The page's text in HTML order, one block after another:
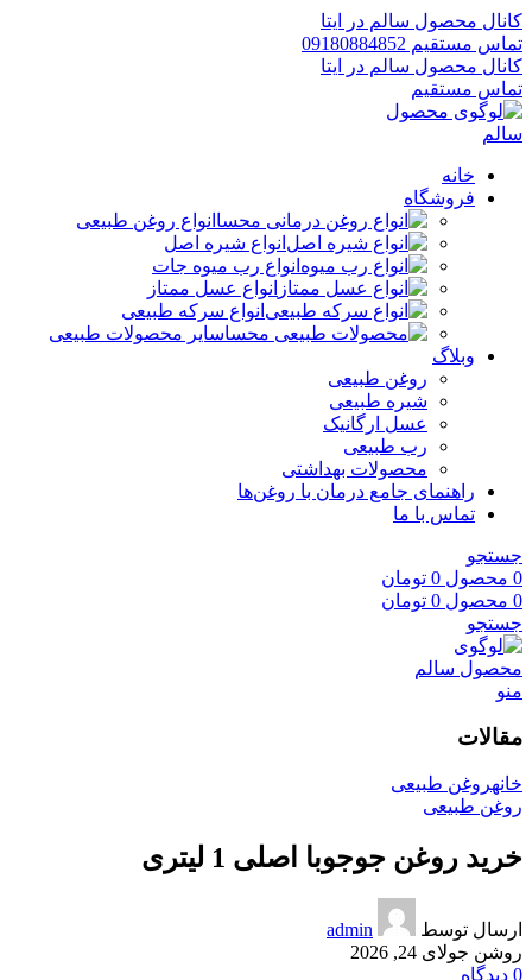
کانال محصول سالم در ایتا
تماس مستقیم 09180884852
کانال محصول سالم در ایتا
تماس مستقیم
خانه
فروشگاه
انواع روغن طبیعی
انواع شیره اصل
انواع رب میوه جات
انواع عسل ممتاز
انواع سرکه طبیعی
سایر محصولات طبیعی
وبلاگ
روغن طبیعی
شیره طبیعی
عسل ارگانیک
رب طبیعی
محصولات بهداشتی
راهنمای جامع درمان با روغن‌ها
تماس با ما
جستجو
0 محصول 0 تومان
0 محصول 0 تومان
جستجو
منو
مقالات
خانهروغن طبیعی
روغن طبیعی
خرید روغن جوجوبا اصلی 1 لیتری
ارسال توسط
admin
روشن جولای 24, 2026
0 دیدگاه